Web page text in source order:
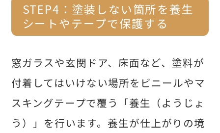
STEP4：塗装しない箇所を養生
シートやテープで保護する
窓ガラスや玄関ドア、床面など、塗料が
付着してはいけない場所をビニールやマ
スキングテープで覆う「養生（ようじょ
う）」を行います。養生が仕上がりの境